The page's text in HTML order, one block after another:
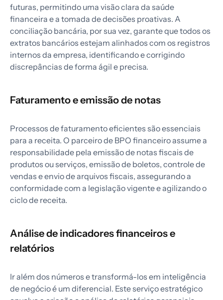
futuras, permitindo uma visão clara da saúde
financeira e a tomada de decisões proativas. A
conciliação bancária, por sua vez, garante que todos os
extratos bancários estejam alinhados com os registros
internos da empresa, identificando e corrigindo
discrepâncias de forma ágil e precisa.
Faturamento e emissão de notas
Processos de faturamento eficientes são essenciais
para a receita. O parceiro de BPO financeiro assume a
responsabilidade pela emissão de notas fiscais de
produtos ou serviços, emissão de boletos, controle de
vendas e envio de arquivos fiscais, assegurando a
conformidade com a legislação vigente e agilizando o
ciclo de receita.
Análise de indicadores financeiros e
relatórios
Ir além dos números e transformá-los em inteligência
de negócio é um diferencial. Este serviço estratégico